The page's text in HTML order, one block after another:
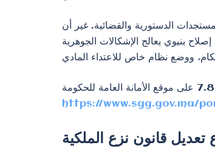
الدستورية والقضائية. غير أن
بنيوي يعالج الإشكالات الجوهرية
https://www.sgg.gov.ma/
قانون نزع الملكية